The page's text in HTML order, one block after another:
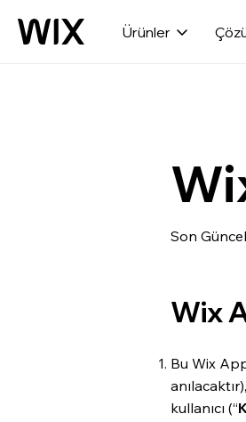
Ürünler
Son
Wix
Bu Wix
kullanıcı (“